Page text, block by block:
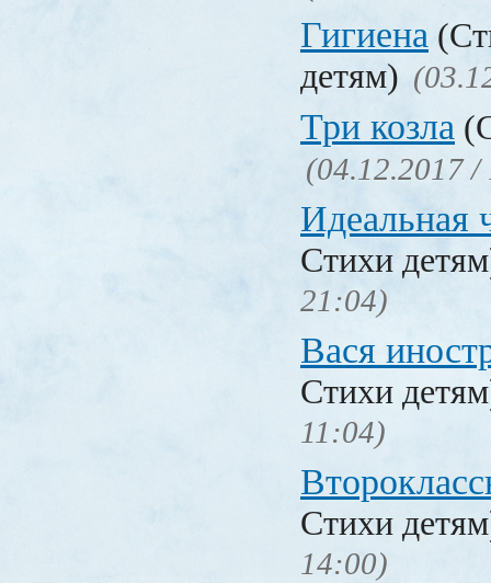
Гигиена
детям)
Три козла
(04.12.2017 /
Идеальная
Стихи
21:04)
Вася
Стихи
11:04)
Стихи
14:00)